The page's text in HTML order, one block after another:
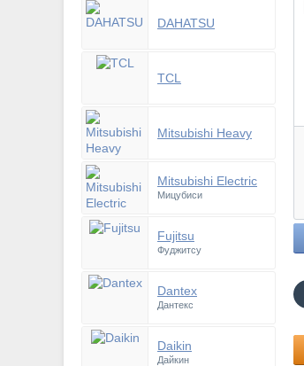
DAHATSU
TCL
Mitsubishi Heavy
Mitsubishi Electric
Мицубиси
Fujitsu
Фуджитсу
Dantex
Дантекс
Daikin
Дайкин